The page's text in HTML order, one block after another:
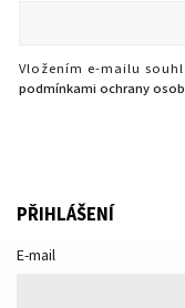
Vložením e-mailu
podmínkami ochrany
PŘIHLÁŠENÍ
E-mail